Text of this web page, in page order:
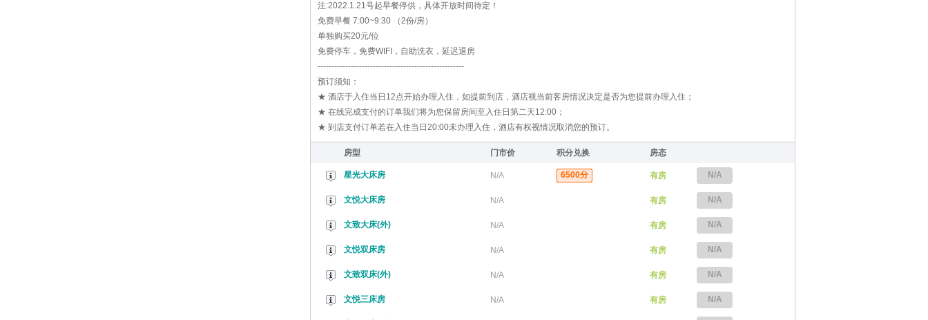
注:2022.1.21号起早餐停供，具体开放时间待定！
免费早餐 7:00~9:30 （2份/房）
单独购买20元/位
免费停车，免费WIFI，自助洗衣，延迟退房
-----------------------------------------------------
预订须知：
★ 酒店于入住当日12点开始办理入住，如提前到店，酒店视当前客房情况决定是否为您提前办理入住；
★ 在线完成支付的订单我们将为您保留房间至入住日第二天12:00；
★ 到店支付订单若在入住当日20:00未办理入住，酒店有权视情况取消您的预订。
房型 门市价 积分兑换 房态
星光大床房 N/A 6500分 有房 N/A
文悦大床房 N/A 有房 N/A
文致大床(外) N/A 有房 N/A
文悦双床房 N/A 有房 N/A
文致双床(外) N/A 有房 N/A
文悦三床房 N/A 有房 N/A